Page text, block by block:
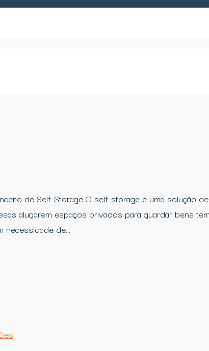
de Self-Storage O self-storage é uma solução
alugarem espaços privados para guardar bens
necessidade de...